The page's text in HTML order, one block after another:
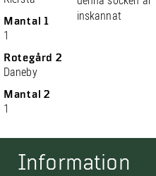
Mantal 1
1
Rotegård 2
Daneby
Mantal 2
1
inskannat
Information